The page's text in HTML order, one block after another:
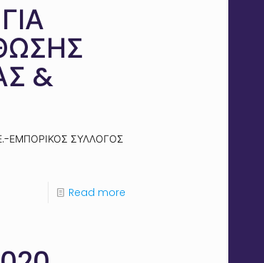
&
ΕΜΠΟΡΙΚΟΣ ΣΥΛΛΟΓΟΣ
Read more